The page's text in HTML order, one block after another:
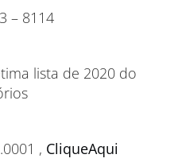
– 8114
lista de 2020 do
, CliqueAqui